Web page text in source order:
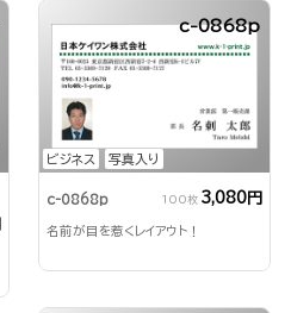
ビジネス 写真入り
c-0868p
c-0868p 100枚 3,080円
名前が目を惹くレイアウト！